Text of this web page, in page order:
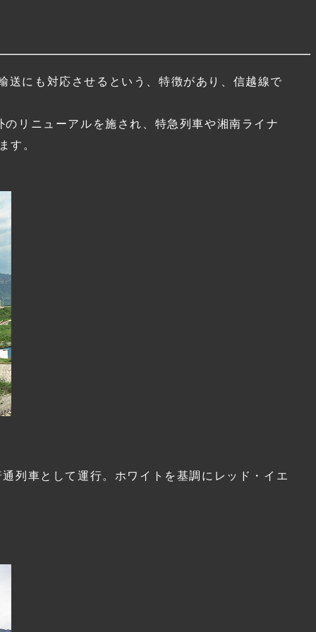
にも対応させるという、特徴があり、信越線で
リニューアルを施され、特急列車や湘南ライナ
す。
列車として運行。ホワイトを基調にレッド・イエ